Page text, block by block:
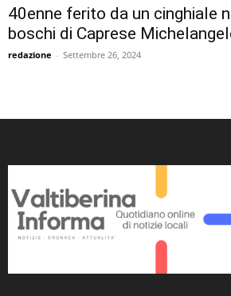
40enne ferito da un cinghiale
boschi di Caprese
redazione - Settembre 26, 2024